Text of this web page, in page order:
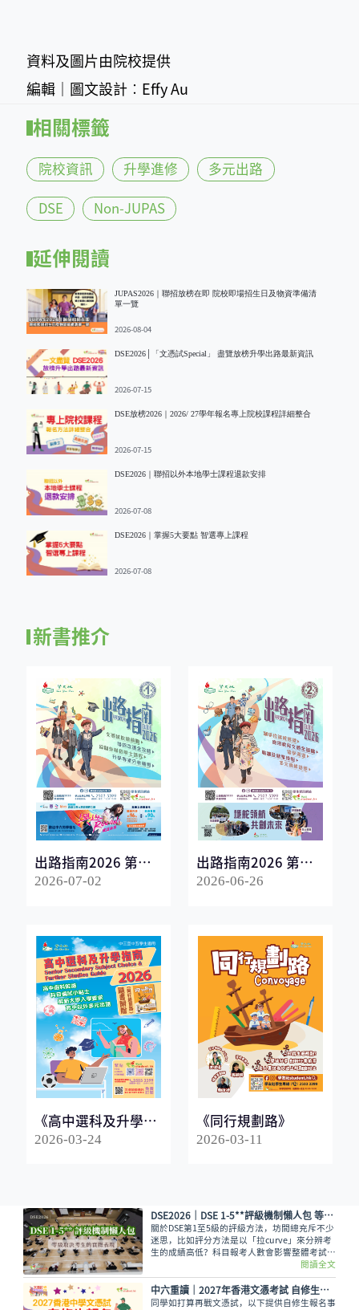
資料及圖片由院校提供
編輯｜圖文設計︰Effy Au
相關標籤
院校資訊 升學進修 多元出路
DSE Non-JUPAS
延伸閱讀
JUPAS2026｜聯招放榜在即 院校即場招生日及物資準備清
單一覽
2026-08-04
DSE2026│「文憑試Special」 盡覽放榜升學出路最新資訊
2026-07-15
DSE放榜2026｜2026/ 27學年報名專上院校課程詳細整合
2026-07-15
DSE2026｜聯招以外本地學士課程退款安排
2026-07-08
DSE2026｜掌握5大要點 智選專上課程
2026-07-08
新書推介
出路指南2026 第一
冊
2026-07-02
出路指南2026 第二
冊
2026-06-26
《高中選科及升學指
南2026》
2026-03-24
《同行規劃路》
2026-03-11
DSE2026｜DSE 1-5**評級機制懶人包 等級取決考生的實際表現
關於DSE第1至5級的評級方法，坊間總充斥不少
迷思，比如評分方法是以「拉curve」來分辨考
生的成績高低？科目報考人數會影響整體考試成
績，意即越多人報考的科目，就越容易考取佳
績？又如，考生越來越多都會對成績造成影響？
香港考試及評核局是採用水平參照成績匯報制
度，每一級都有預設的水平。
閱讀全文
中六重讀│2027年香港文憑考試 自修生報名事宜
同學如打算再戰文憑試，以下提供自修生報名事